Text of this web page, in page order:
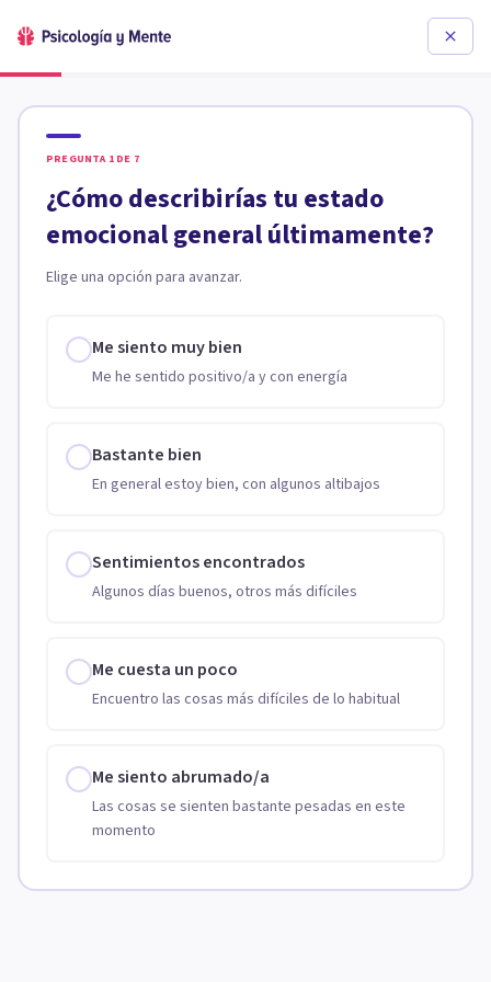
PREGUNTA 1 DE 7
¿Cómo describirías tu estado
emocional general últimamente?
Elige una opción para avanzar.
Me siento muy bien
Me he sentido positivo/a y con energía
Bastante bien
En general estoy bien, con algunos altibajos
Sentimientos encontrados
Algunos días buenos, otros más difíciles
Me cuesta un poco
Encuentro las cosas más difíciles de lo habitual
Me siento abrumado/a
Las cosas se sienten bastante pesadas en este
momento